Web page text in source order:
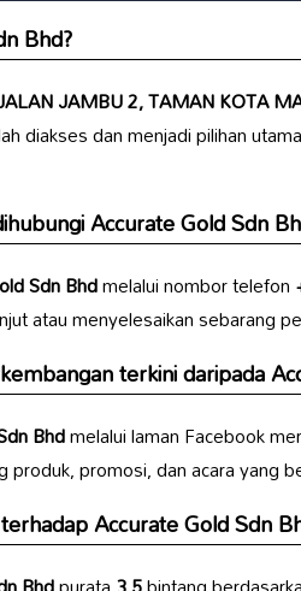
Bhd?
JAMBU 2, TAMAN KOTA
diakses dan menjadi pilihan
Accurate Gold Sdn
Sdn Bhdmelalui nombor telefon
atau menyelesaikan sebarang
terkini daripada
Bhdmelalui laman Facebook
promosi, dan acara yang
Accurate Gold Sdn